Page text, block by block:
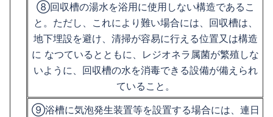
⑧回収槽の湯水を浴用に使用しない構造であるこ
と。ただし、これにより難い場合には、回収槽は、
地下埋設を避け、清掃が容易に行える位置又は構造
に なつているとともに、レジオネラ属菌が繁殖しな
いように、回収槽の水を消毒できる設備が備えられ
ていること。
⑨浴槽に気泡発生装置等を設置する場合には、連日